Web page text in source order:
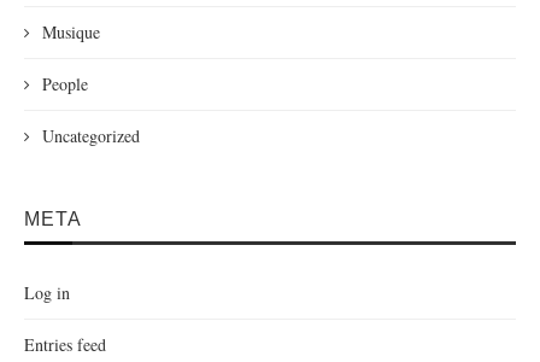
Musique
People
Uncategorized
META
Log in
Entries feed